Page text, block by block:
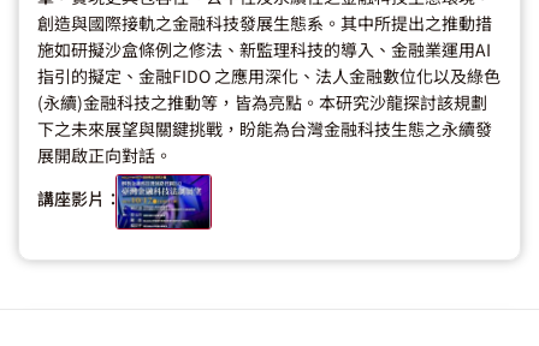
創造與國際接軌之金融科技發展生態系。其中所提出之推動措
施如研擬沙盒條例之修法、新監理科技的導入、金融業運用AI
指引的擬定、金融FIDO 之應用深化、法人金融數位化以及綠色
(永續)金融科技之推動等，皆為亮點。本研究沙龍探討該規劃
下之未來展望與關鍵挑戰，盼能為台灣金融科技生態之永續發
展開啟正向對話。
講座影片：